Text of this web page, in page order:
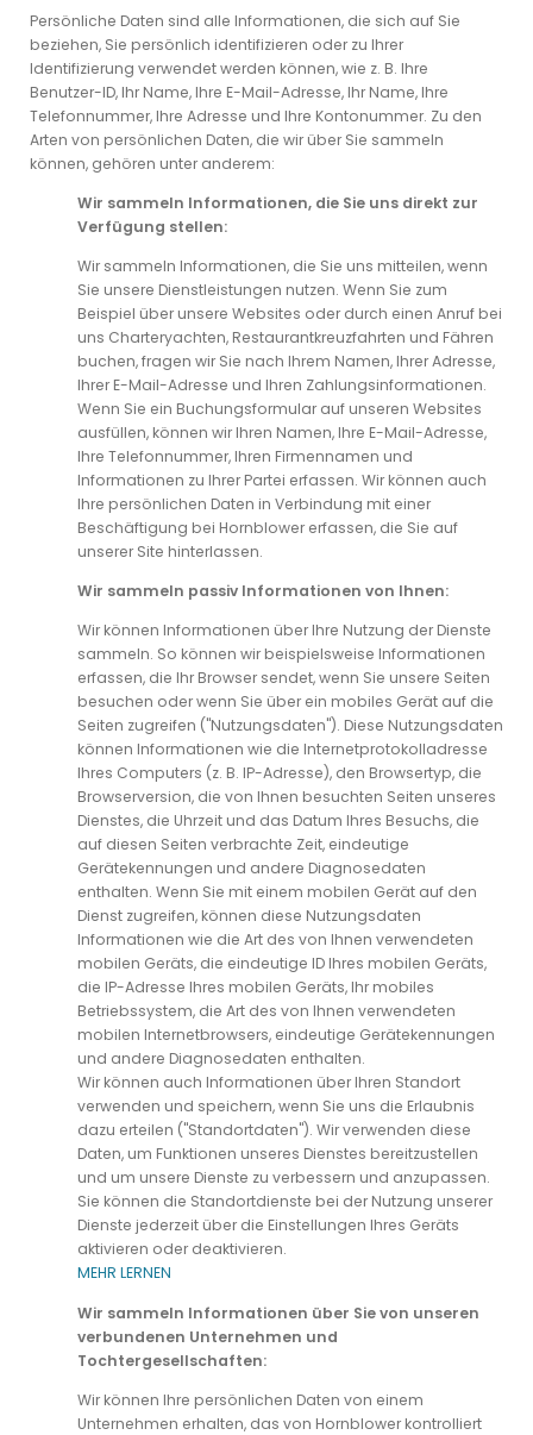
Persönliche Daten sind alle Informationen, die sich auf Sie
beziehen, Sie persönlich identifizieren oder zu Ihrer
Identifizierung verwendet werden können, wie z. B. Ihre
Benutzer-ID, Ihr Name, Ihre E-Mail-Adresse, Ihr Name, Ihre
Telefonnummer, Ihre Adresse und Ihre Kontonummer. Zu den
Arten von persönlichen Daten, die wir über Sie sammeln
können, gehören unter anderem:
Wir sammeln Informationen, die Sie uns direkt zur
Verfügung stellen:
Wir sammeln Informationen, die Sie uns mitteilen, wenn
Sie unsere Dienstleistungen nutzen. Wenn Sie zum
Beispiel über unsere Websites oder durch einen Anruf bei
uns Charteryachten, Restaurantkreuzfahrten und Fähren
buchen, fragen wir Sie nach Ihrem Namen, Ihrer Adresse,
Ihrer E-Mail-Adresse und Ihren Zahlungsinformationen.
Wenn Sie ein Buchungsformular auf unseren Websites
ausfüllen, können wir Ihren Namen, Ihre E-Mail-Adresse,
Ihre Telefonnummer, Ihren Firmennamen und
Informationen zu Ihrer Partei erfassen. Wir können auch
Ihre persönlichen Daten in Verbindung mit einer
Beschäftigung bei Hornblower erfassen, die Sie auf
unserer Site hinterlassen.
Wir sammeln passiv Informationen von Ihnen:
Wir können Informationen über Ihre Nutzung der Dienste
sammeln. So können wir beispielsweise Informationen
erfassen, die Ihr Browser sendet, wenn Sie unsere Seiten
besuchen oder wenn Sie über ein mobiles Gerät auf die
Seiten zugreifen ("Nutzungsdaten"). Diese Nutzungsdaten
können Informationen wie die Internetprotokolladresse
Ihres Computers (z. B. IP-Adresse), den Browsertyp, die
Browserversion, die von Ihnen besuchten Seiten unseres
Dienstes, die Uhrzeit und das Datum Ihres Besuchs, die
auf diesen Seiten verbrachte Zeit, eindeutige
Gerätekennungen und andere Diagnosedaten
enthalten. Wenn Sie mit einem mobilen Gerät auf den
Dienst zugreifen, können diese Nutzungsdaten
Informationen wie die Art des von Ihnen verwendeten
mobilen Geräts, die eindeutige ID Ihres mobilen Geräts,
die IP-Adresse Ihres mobilen Geräts, Ihr mobiles
Betriebssystem, die Art des von Ihnen verwendeten
mobilen Internetbrowsers, eindeutige Gerätekennungen
und andere Diagnosedaten enthalten.
Wir können auch Informationen über Ihren Standort
verwenden und speichern, wenn Sie uns die Erlaubnis
dazu erteilen ("Standortdaten"). Wir verwenden diese
Daten, um Funktionen unseres Dienstes bereitzustellen
und um unsere Dienste zu verbessern und anzupassen.
Sie können die Standortdienste bei der Nutzung unserer
Dienste jederzeit über die Einstellungen Ihres Geräts
aktivieren oder deaktivieren.
MEHR LERNEN
Wir sammeln Informationen über Sie von unseren
verbundenen Unternehmen und
Tochtergesellschaften:
Wir können Ihre persönlichen Daten von einem
Unternehmen erhalten, das von Hornblower kontrolliert